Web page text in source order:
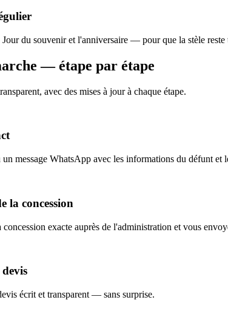
Jour du souvenir et l'anniversaire — pour que la stèle reste
— étape par étape
avec des mises à jour à chaque étape.
message WhatsApp avec les informations du défunt et
la concession
exacte auprès de l'administration et vous
écrit et transparent — sans surprise.